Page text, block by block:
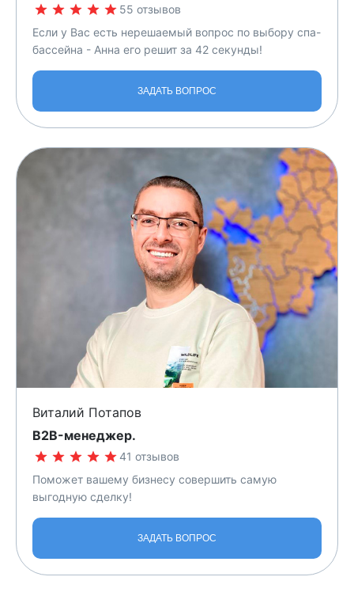
55 отзывов
Если у Вас есть нерешаемый вопрос по выбору спа-
бассейна - Анна его решит за 42 секунды!
ЗАДАТЬ ВОПРОС
Виталий Потапов
B2B-менеджер.
41 отзывов
Поможет вашему бизнесу совершить самую
выгодную сделку!
ЗАДАТЬ ВОПРОС